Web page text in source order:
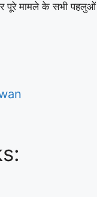
पूरे मामले के सभी पहलुओं